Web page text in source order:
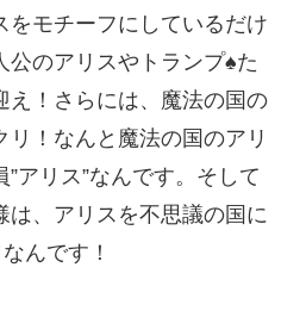
をモチーフにしているだけ
公のアリスやトランプ♠た
え！さらには、魔法の国の
リ！なんと魔法の国のアリ
アリス”なんです。そして
は、アリスを不思議の国に
んです！